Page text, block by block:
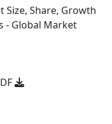
Size, Share, Growth
- Global Market